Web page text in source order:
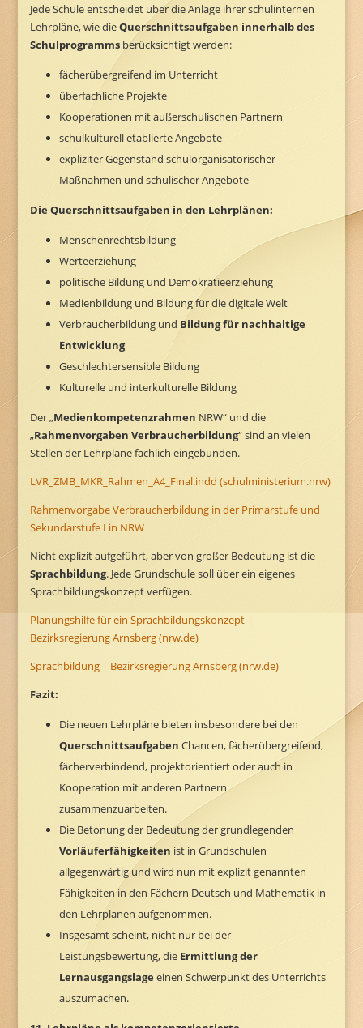
Jede Schule entscheidet über die Anlage ihrer schulinternen
Lehrpläne, wie dieQuerschnittsaufgaben innerhalb des
Schulprogramms berücksichtigt werden:
fächerübergreifend im Unterricht
überfachliche Projekte
Kooperationen mit außerschulischen Partnern
schulkulturell etablierte Angebote
expliziter Gegenstand schulorganisatorischer
Maßnahmen und schulischer Angebote
Die Querschnittsaufgaben in den Lehrplänen:
Menschenrechtsbildung
Werteerziehung
politische Bildung und Demokratieerziehung
Medienbildung und Bildung für die digitale Welt
Verbraucherbildung und Bildung für nachhaltige
Entwicklung
Geschlechtersensible Bildung
Kulturelle und interkulturelle Bildung
Der „Medienkompetenzrahmen NRW“ und die
„Rahmenvorgaben Verbraucherbildung“ sind an vielen
Stellen der Lehrpläne fachlich eingebunden.
LVR_ZMB_MKR_Rahmen_A4_Final.indd (schulministerium.nrw)
Rahmenvorgabe Verbraucherbildung in der Primarstufe und
Sekundarstufe I in NRW
Nicht explizit aufgeführt, aber von großer Bedeutung ist die
Sprachbildung. Jede Grundschule soll über ein eigenes
Sprachbildungskonzept verfügen.
Planungshilfe für ein Sprachbildungskonzept |
Bezirksregierung Arnsberg (nrw.de)
Sprachbildung | Bezirksregierung Arnsberg (nrw.de)
Fazit:
Die neuen Lehrpläne bieten insbesondere bei den
QuerschnittsaufgabenChancen, fächerübergreifend,
fächerverbindend, projektorientiert oder auch in
Kooperation mit anderen Partnern
zusammenzuarbeiten.
Die Betonung der Bedeutung der grundlegenden
Vorläuferfähigkeiten ist in Grundschulen
allgegenwärtig und wird nun mit explizit genannten
Fähigkeiten in den Fächern Deutsch und Mathematik in
den Lehrplänen aufgenommen.
Insgesamt scheint, nicht nur bei der
Leistungsbewertung, die Ermittlung der
Lernausgangslageeinen Schwerpunkt des Unterrichts
auszumachen.